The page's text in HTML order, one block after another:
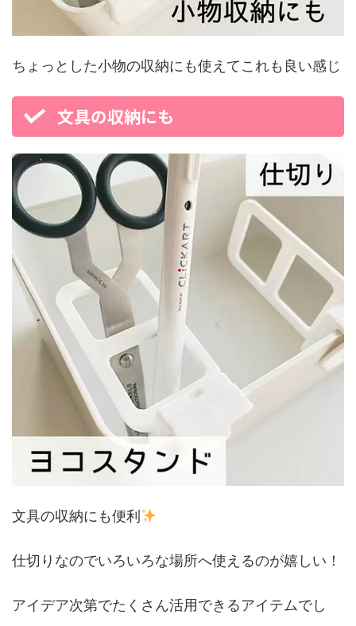
ちょっとした小物の収納にも使えてこれも良い感じ
文具の収納にも
文具の収納にも便利
仕切りなのでいろいろな場所へ使えるのが嬉しい！
アイデア次第でたくさん活用できるアイテムでし